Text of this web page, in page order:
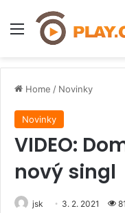
Menu
Home / Novinky
Novinky
VIDEO:
nový singl
jsk 3. 2. 2021 81